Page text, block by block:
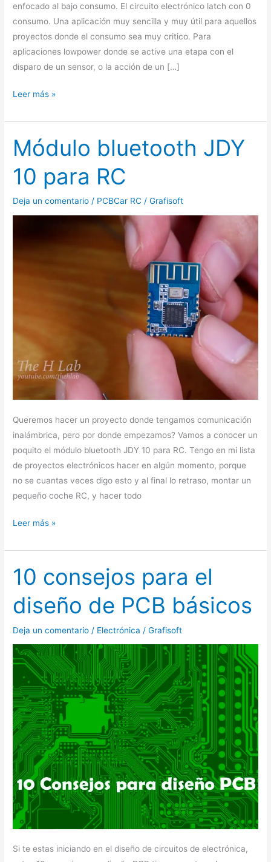
enfocado al bajo consumo. El circuito electrónico latch con 0
consumo. Una aplicación muy sencilla y muy útil para aquellos
proyectos donde el consumo sea muy critico. Para
aplicaciones lowpower donde se active una etapa con el
disparo de un sensor, o la acción de un […]
Leer más »
Módulo bluetooth JDY
10 para RC
Deja un comentario / PCBCar RC /Grafisoft
Queremos hacer un proyecto donde tengamos comunicación
inalámbrica, pero por donde empezamos? Vamos a conocer un
poquito el módulo bluetooth JDY 10 para RC. Tengo en mi lista
de proyectos electrónicos hacer en algún momento, porque
no se cuantas veces digo esto y al final lo retraso, montar un
pequeño coche RC, y hacer todo
Módulo
bluetooth
JDY
10
para
RC
Leer más »
10 consejos para el
diseño de PCB básicos
Deja un comentario / Electrónica /Grafisoft
Si te estas iniciando en el diseño de circuitos de electrónica,
10
consejos
para
el
diseño
de
PCB
básicos